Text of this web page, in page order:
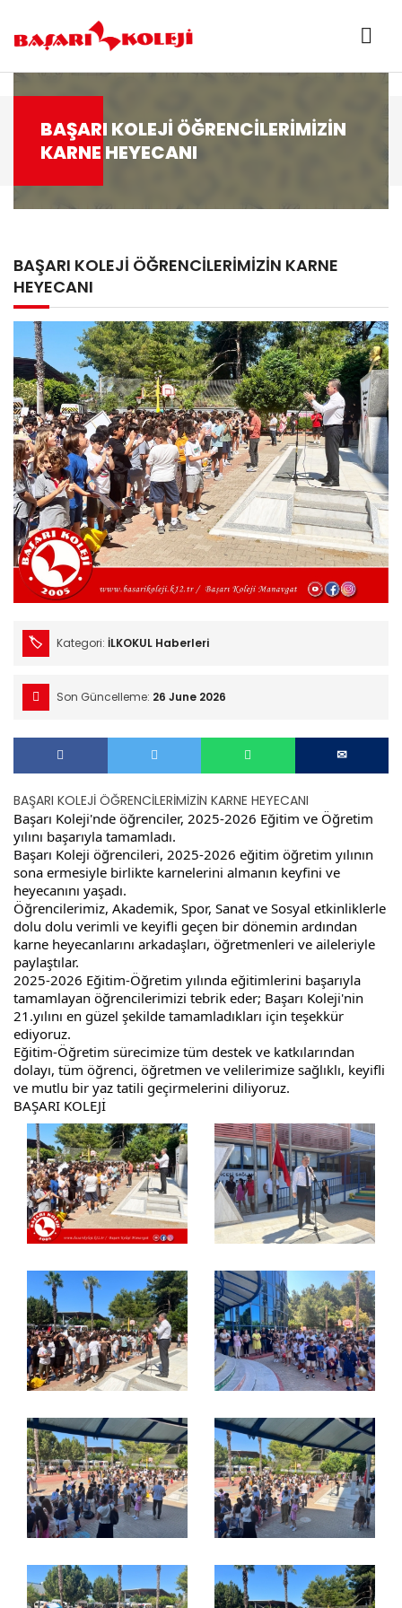
BAŞARI KOLEJİ ÖĞRENCİLERİMİZİN
KARNE HEYECANI
BAŞARI KOLEJİ ÖĞRENCİLERİMİZİN KARNE
HEYECANI
BAŞARI KOLEJİ ÖĞRENCİLERİMİZİN KARNE HEYECANI
Başarı Koleji'nde öğrenciler, 2025-2026 Eğitim ve Öğretim
yılını başarıyla tamamladı.
Başarı Koleji öğrencileri, 2025-2026 eğitim öğretim yılının
sona ermesiyle birlikte karnelerini almanın keyfini ve
heyecanını yaşadı.
Öğrencilerimiz, Akademik, Spor, Sanat ve Sosyal etkinliklerle
dolu dolu verimli ve keyifli geçen bir dönemin ardından
karne heyecanlarını arkadaşları, öğretmenleri ve aileleriyle
paylaştılar.
2025-2026 Eğitim-Öğretim yılında eğitimlerini başarıyla
tamamlayan öğrencilerimizi tebrik eder; Başarı Koleji'nin
21.yılını en güzel şekilde tamamladıkları için teşekkür
ediyoruz.
Eğitim-Öğretim sürecimize tüm destek ve katkılarından
dolayı, tüm öğrenci, öğretmen ve velilerimize sağlıklı, keyifli
ve mutlu bir yaz tatili geçirmelerini diliyoruz.
BAŞARI KOLEJİ
Kategori: İLKOKUL Haberleri
Son Güncelleme: 26 June 2026